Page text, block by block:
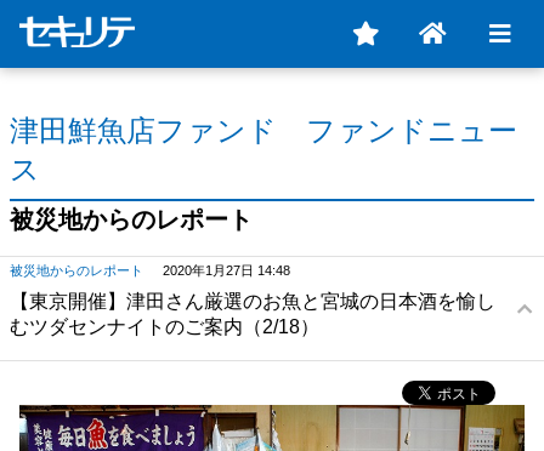
津田鮮魚店ファンド ファンドニュー
ス
被災地からのレポート
被災地からのレポート 2020年1月27日 14:48
【東京開催】津田さん厳選のお魚と宮城の日本酒を愉し
むツダセンナイトのご案内（2/18）